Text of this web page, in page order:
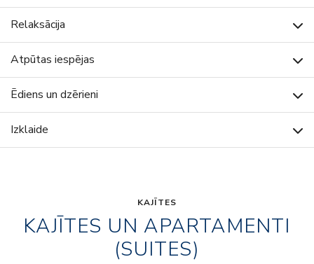
Relaksācija
Atpūtas iespējas
Ēdiens un dzērieni
Izklaide
KAJĪTES
KAJĪTES UN APARTAMENTI
(SUITES)